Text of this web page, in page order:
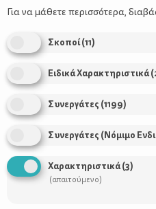
και εργασίες
Χρήσιμοι
Για να μάθετε περισσότερα,
Σκοποί(11)
Ειδικά Χαρακτηριστικά(
Συνεργάτες (1199)
Συνεργάτες (Νόμιμο
Χαρακτηριστικά(3)
(απαιτούμενο)